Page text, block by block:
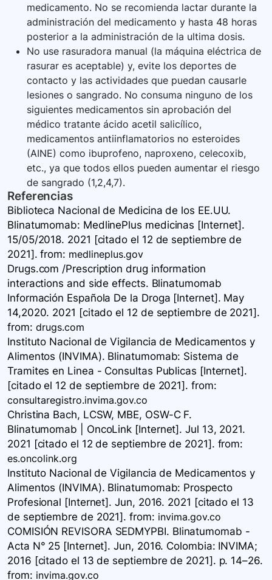
medicamento. No se recomienda lactar durante la
administración del medicamento y hasta 48 horas
posterior a la administración de la ultima dosis.
No use rasuradora manual (la máquina eléctrica de
rasurar es aceptable) y, evite los deportes de
contacto y las actividades que puedan causarle
lesiones o sangrado. No consuma ninguno de los
siguientes medicamentos sin aprobación del
médico tratante ácido acetil salicílico,
medicamentos antiinflamatorios no esteroides
(AINE) como ibuprofeno, naproxeno, celecoxib,
etc., ya que todos ellos pueden aumentar el riesgo
de sangrado (1,2,4,7).
Referencias
Biblioteca Nacional de Medicina de los EE.UU.
Blinatumomab: MedlinePlus medicinas [Internet].
15/05/2018. 2021 [citado el 12 de septiembre de
2021]. from: medlineplus.gov
Drugs.com /Prescription drug information
interactions and side effects. Blinatumomab
Información Española De la Droga [Internet]. May
14,2020. 2021 [citado el 12 de septiembre de 2021].
from: drugs.com
Instituto Nacional de Vigilancia de Medicamentos y
Alimentos (INVIMA). Blinatumomab: Sistema de
Tramites en Linea - Consultas Publicas [Internet].
[citado el 12 de septiembre de 2021]. from:
consultaregistro.invima.gov.co
Christina Bach, LCSW, MBE, OSW-C F.
Blinatumomab | OncoLink [Internet]. Jul 13, 2021.
2021 [citado el 12 de septiembre de 2021]. from:
es.oncolink.org
Instituto Nacional de Vigilancia de Medicamentos y
Alimentos (INVIMA). Blinatumomab: Prospecto
Profesional [Internet]. Jun, 2016. 2021 [citado el 13
de septiembre de 2021]. from: invima.gov.co
COMISIÓN REVISORA SEDMYPBI. Blinatumomab -
Acta N° 25 [Internet]. Jun, 2016. Colombia: INVIMA;
2016 [citado el 13 de septiembre de 2021]. p. 14–26.
from: invima.gov.co